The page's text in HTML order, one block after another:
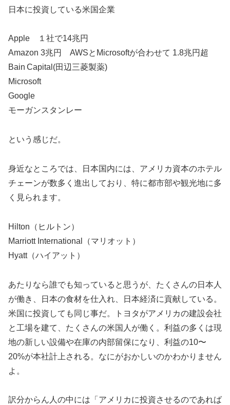
日本に投資している米国企業
Apple １社で14兆円
Amazon 3兆円 AWSとMicrosoftが合わせて 1.8兆円超
Bain Capital(田辺三菱製薬)
Microsoft
Google
モーガンスタンレー
という感じだ。
身近なところでは、日本国内には、アメリカ資本のホテル
チェーンが数多く進出しており、特に都市部や観光地に多
く見られます。
Hilton（ヒルトン）
Marriott International（マリオット）
Hyatt（ハイアット）
あたりなら誰でも知っていると思うが、たくさんの日本人
が働き、日本の食材を仕入れ、日本経済に貢献している。
米国に投資しても同じ事だ。トヨタがアメリカの建設会社
と工場を建て、たくさんの米国人が働く。利益の多くは現
地の新しい設備や在庫の内部留保になり、利益の10〜
20%が本社計上される。なにがおかしいのかわかりません
よ。
訳分からん人の中には「アメリカに投資させるのであれば